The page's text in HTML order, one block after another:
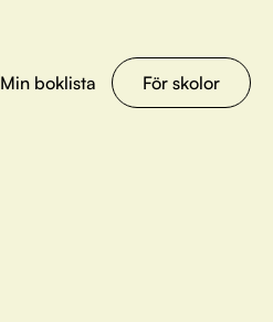
Min boklista För skolor